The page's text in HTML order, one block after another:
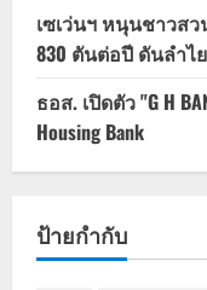
เซเว่นฯ หนุนชาวส
830 ตันต่อปี ดันลำ
ธอส. เปิดตัว "G H
Housing Bank
ป้ายกำกับ